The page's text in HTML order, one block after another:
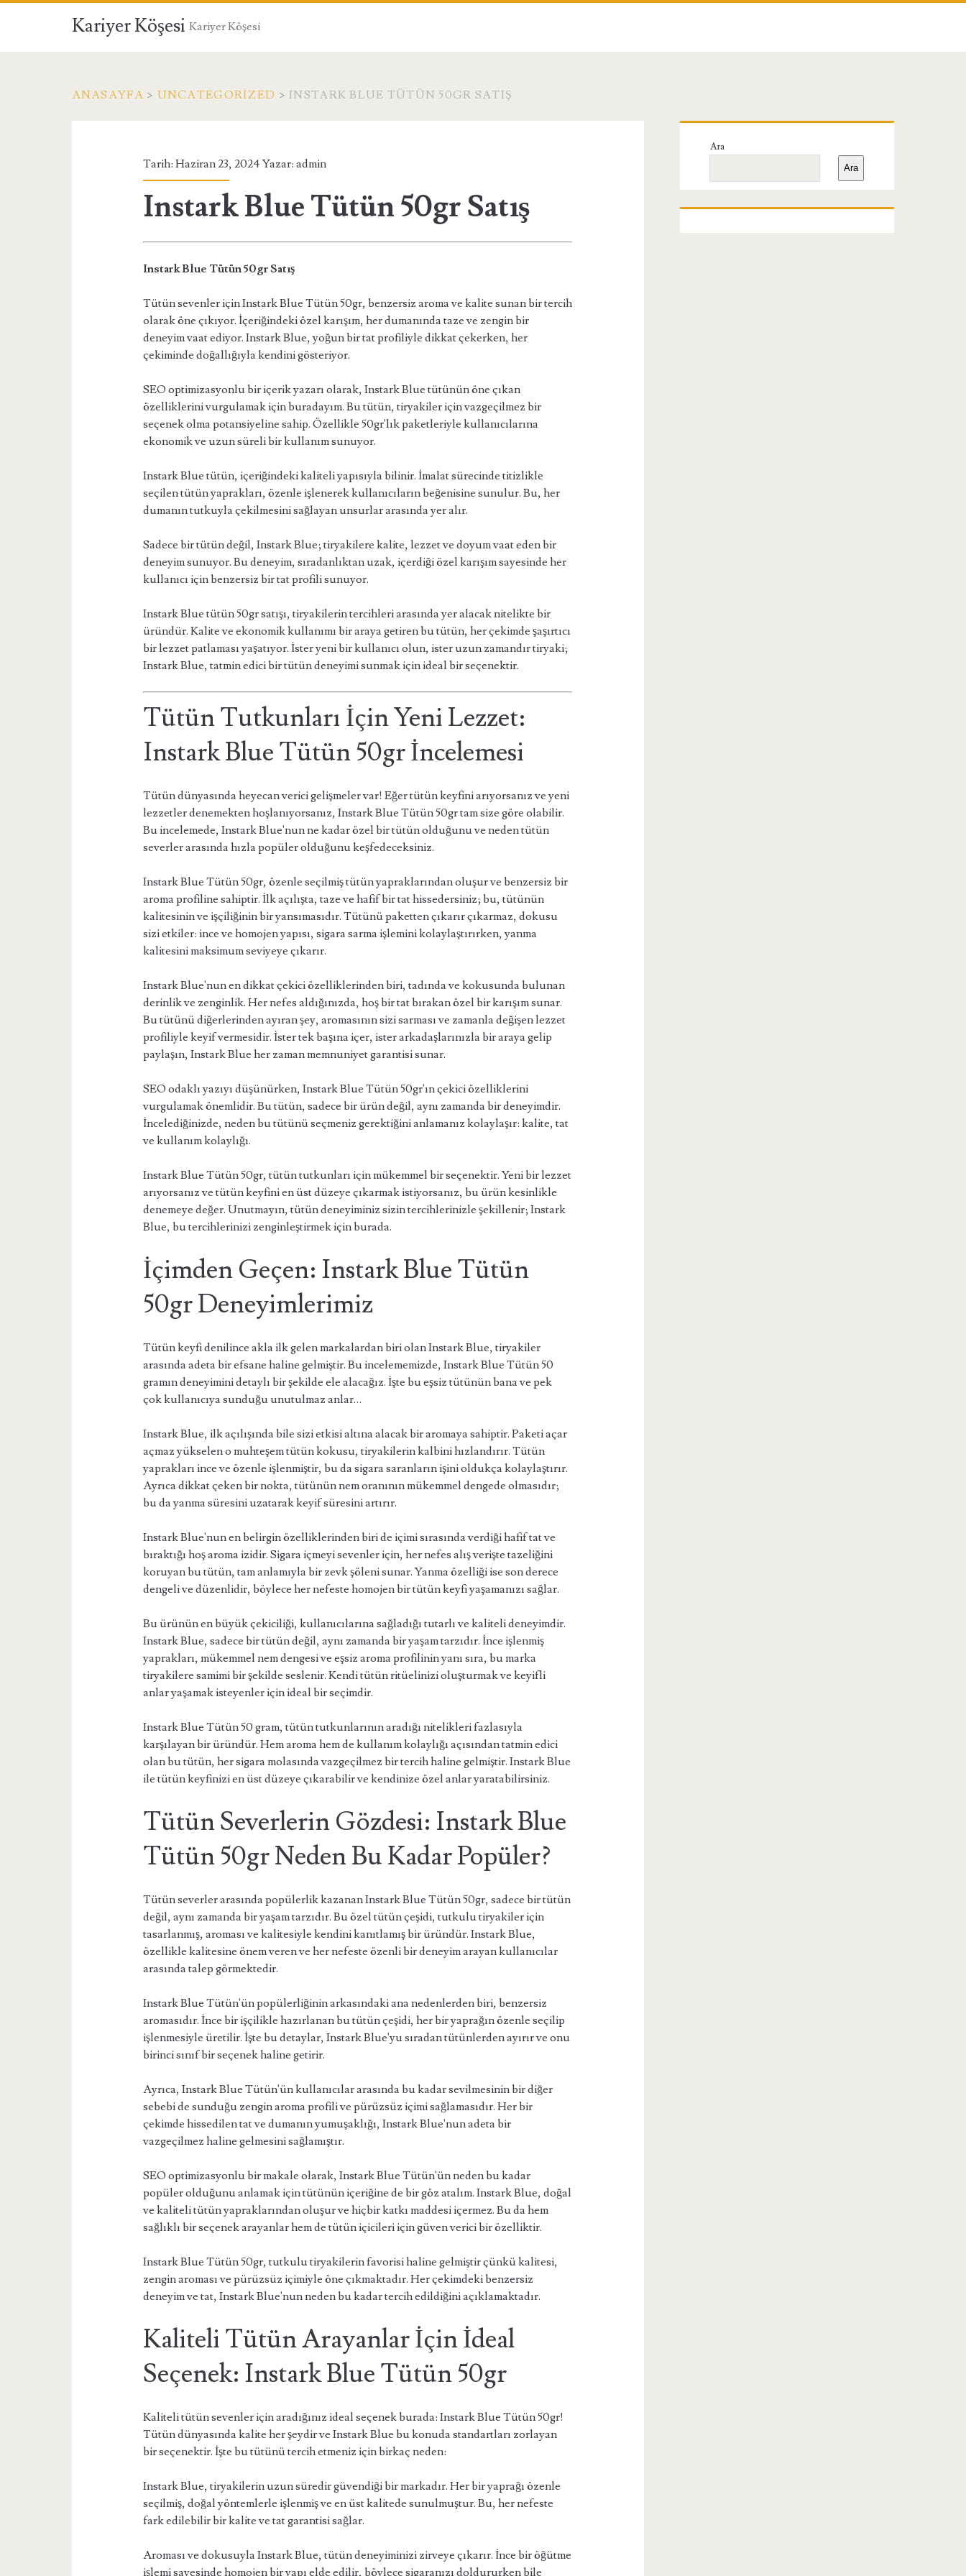
Kariyer Köşesi Kariyer Köşesi
ANASAYFA > UNCATEGORIZED >INSTARK BLUE TÜTÜN 50GR SATIŞ
Tarih: Haziran 23, 2024 Yazar:admin
Instark Blue Tütün 50gr Satış
Instark Blue Tütün 50gr Satış
Tütün sevenler için Instark Blue Tütün 50gr, benzersiz aroma ve kalite sunan bir tercih
olarak öne çıkıyor. İçeriğindeki özel karışım, her dumanında taze ve zengin bir
deneyim vaat ediyor. Instark Blue, yoğun bir tat profiliyle dikkat çekerken, her
çekiminde doğallığıyla kendini gösteriyor.
SEO optimizasyonlu bir içerik yazarı olarak, Instark Blue tütünün öne çıkan
özelliklerini vurgulamak için buradayım. Bu tütün, tiryakiler için vazgeçilmez bir
seçenek olma potansiyeline sahip. Özellikle 50gr'lık paketleriyle kullanıcılarına
ekonomik ve uzun süreli bir kullanım sunuyor.
Instark Blue tütün, içeriğindeki kaliteli yapısıyla bilinir. İmalat sürecinde titizlikle
seçilen tütün yaprakları, özenle işlenerek kullanıcıların beğenisine sunulur. Bu, her
dumanın tutkuyla çekilmesini sağlayan unsurlar arasında yer alır.
Sadece bir tütün değil, Instark Blue; tiryakilere kalite, lezzet ve doyum vaat eden bir
deneyim sunuyor. Bu deneyim, sıradanlıktan uzak, içerdiği özel karışım sayesinde her
kullanıcı için benzersiz bir tat profili sunuyor.
Instark Blue tütün 50gr satışı, tiryakilerin tercihleri arasında yer alacak nitelikte bir
üründür. Kalite ve ekonomik kullanımı bir araya getiren bu tütün, her çekimde şaşırtıcı
bir lezzet patlaması yaşatıyor. İster yeni bir kullanıcı olun, ister uzun zamandır tiryaki;
Instark Blue, tatmin edici bir tütün deneyimi sunmak için ideal bir seçenektir.
Tütün Tutkunları İçin Yeni Lezzet:
Instark Blue Tütün 50gr İncelemesi
Tütün dünyasında heyecan verici gelişmeler var! Eğer tütün keyfini arıyorsanız ve yeni
lezzetler denemekten hoşlanıyorsanız, Instark Blue Tütün 50gr tam size göre olabilir.
Bu incelemede, Instark Blue'nun ne kadar özel bir tütün olduğunu ve neden tütün
severler arasında hızla popüler olduğunu keşfedeceksiniz.
Instark Blue Tütün 50gr, özenle seçilmiş tütün yapraklarından oluşur ve benzersiz bir
aroma profiline sahiptir. İlk açılışta, taze ve hafif bir tat hissedersiniz; bu, tütünün
kalitesinin ve işçiliğinin bir yansımasıdır. Tütünü paketten çıkarır çıkarmaz, dokusu
sizi etkiler: ince ve homojen yapısı, sigara sarma işlemini kolaylaştırırken, yanma
kalitesini maksimum seviyeye çıkarır.
Instark Blue'nun en dikkat çekici özelliklerinden biri, tadında ve kokusunda bulunan
derinlik ve zenginlik. Her nefes aldığınızda, hoş bir tat bırakan özel bir karışım sunar.
Bu tütünü diğerlerinden ayıran şey, aromasının sizi sarması ve zamanla değişen lezzet
profiliyle keyif vermesidir. İster tek başına içer, ister arkadaşlarınızla bir araya gelip
paylaşın, Instark Blue her zaman memnuniyet garantisi sunar.
SEO odaklı yazıyı düşünürken, Instark Blue Tütün 50gr'ın çekici özelliklerini
vurgulamak önemlidir. Bu tütün, sadece bir ürün değil, aynı zamanda bir deneyimdir.
İncelediğinizde, neden bu tütünü seçmeniz gerektiğini anlamanız kolaylaşır: kalite, tat
ve kullanım kolaylığı.
Instark Blue Tütün 50gr, tütün tutkunları için mükemmel bir seçenektir. Yeni bir lezzet
arıyorsanız ve tütün keyfini en üst düzeye çıkarmak istiyorsanız, bu ürün kesinlikle
denemeye değer. Unutmayın, tütün deneyiminiz sizin tercihlerinizle şekillenir; Instark
Blue, bu tercihlerinizi zenginleştirmek için burada.
İçimden Geçen: Instark Blue Tütün
50gr Deneyimlerimiz
Tütün keyfi denilince akla ilk gelen markalardan biri olan Instark Blue, tiryakiler
arasında adeta bir efsane haline gelmiştir. Bu incelememizde, Instark Blue Tütün 50
gramın deneyimini detaylı bir şekilde ele alacağız. İşte bu eşsiz tütünün bana ve pek
çok kullanıcıya sunduğu unutulmaz anlar…
Instark Blue, ilk açılışında bile sizi etkisi altına alacak bir aromaya sahiptir. Paketi açar
açmaz yükselen o muhteşem tütün kokusu, tiryakilerin kalbini hızlandırır. Tütün
yaprakları ince ve özenle işlenmiştir, bu da sigara saranların işini oldukça kolaylaştırır.
Ayrıca dikkat çeken bir nokta, tütünün nem oranının mükemmel dengede olmasıdır;
bu da yanma süresini uzatarak keyif süresini artırır.
Instark Blue'nun en belirgin özelliklerinden biri de içimi sırasında verdiği hafif tat ve
bıraktığı hoş aroma izidir. Sigara içmeyi sevenler için, her nefes alış verişte tazeliğini
koruyan bu tütün, tam anlamıyla bir zevk şöleni sunar. Yanma özelliği ise son derece
dengeli ve düzenlidir, böylece her nefeste homojen bir tütün keyfi yaşamanızı sağlar.
Bu ürünün en büyük çekiciliği, kullanıcılarına sağladığı tutarlı ve kaliteli deneyimdir.
Instark Blue, sadece bir tütün değil, aynı zamanda bir yaşam tarzıdır. İnce işlenmiş
yaprakları, mükemmel nem dengesi ve eşsiz aroma profilinin yanı sıra, bu marka
tiryakilere samimi bir şekilde seslenir. Kendi tütün ritüelinizi oluşturmak ve keyifli
anlar yaşamak isteyenler için ideal bir seçimdir.
Instark Blue Tütün 50 gram, tütün tutkunlarının aradığı nitelikleri fazlasıyla
karşılayan bir üründür. Hem aroma hem de kullanım kolaylığı açısından tatmin edici
olan bu tütün, her sigara molasında vazgeçilmez bir tercih haline gelmiştir. Instark Blue
ile tütün keyfinizi en üst düzeye çıkarabilir ve kendinize özel anlar yaratabilirsiniz.
Tütün Severlerin Gözdesi: Instark Blue
Tütün 50gr Neden Bu Kadar Popüler?
Tütün severler arasında popülerlik kazanan Instark Blue Tütün 50gr, sadece bir tütün
değil, aynı zamanda bir yaşam tarzıdır. Bu özel tütün çeşidi, tutkulu tiryakiler için
tasarlanmış, aroması ve kalitesiyle kendini kanıtlamış bir üründür. Instark Blue,
özellikle kalitesine önem veren ve her nefeste özenli bir deneyim arayan kullanıcılar
arasında talep görmektedir.
Instark Blue Tütün'ün popülerliğinin arkasındaki ana nedenlerden biri, benzersiz
aromasıdır. İnce bir işçilikle hazırlanan bu tütün çeşidi, her bir yaprağın özenle seçilip
işlenmesiyle üretilir. İşte bu detaylar, Instark Blue'yu sıradan tütünlerden ayırır ve onu
birinci sınıf bir seçenek haline getirir.
Ayrıca, Instark Blue Tütün'ün kullanıcılar arasında bu kadar sevilmesinin bir diğer
sebebi de sunduğu zengin aroma profili ve pürüzsüz içimi sağlamasıdır. Her bir
çekimde hissedilen tat ve dumanın yumuşaklığı, Instark Blue'nun adeta bir
vazgeçilmez haline gelmesini sağlamıştır.
SEO optimizasyonlu bir makale olarak, Instark Blue Tütün'ün neden bu kadar
popüler olduğunu anlamak için tütünün içeriğine de bir göz atalım. Instark Blue, doğal
ve kaliteli tütün yapraklarından oluşur ve hiçbir katkı maddesi içermez. Bu da hem
sağlıklı bir seçenek arayanlar hem de tütün içicileri için güven verici bir özelliktir.
Instark Blue Tütün 50gr, tutkulu tiryakilerin favorisi haline gelmiştir çünkü kalitesi,
zengin aroması ve pürüzsüz içimiyle öne çıkmaktadır. Her çekimdeki benzersiz
deneyim ve tat, Instark Blue'nun neden bu kadar tercih edildiğini açıklamaktadır.
Kaliteli Tütün Arayanlar İçin İdeal
Seçenek: Instark Blue Tütün 50gr
Kaliteli tütün sevenler için aradığınız ideal seçenek burada: Instark Blue Tütün 50gr!
Tütün dünyasında kalite her şeydir ve Instark Blue bu konuda standartları zorlayan
bir seçenektir. İşte bu tütünü tercih etmeniz için birkaç neden:
Instark Blue, tiryakilerin uzun süredir güvendiği bir markadır. Her bir yaprağı özenle
seçilmiş, doğal yöntemlerle işlenmiş ve en üst kalitede sunulmuştur. Bu, her nefeste
fark edilebilir bir kalite ve tat garantisi sağlar.
Aroması ve dokusuyla Instark Blue, tütün deneyiminizi zirveye çıkarır. İnce bir öğütme
işlemi sayesinde homojen bir yapı elde edilir, böylece sigaranızı doldururken bile
Birincil
Yan
Menü
Ara
Ara